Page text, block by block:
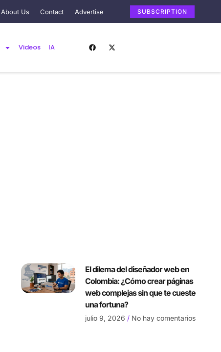
About Us Contact Advertise SUBSCRIPTION
Videos IA
El dilema del diseñador web en
Colombia: ¿Cómo crear páginas
web complejas sin que te cueste
una fortuna?
julio 9, 2026 No hay comentarios